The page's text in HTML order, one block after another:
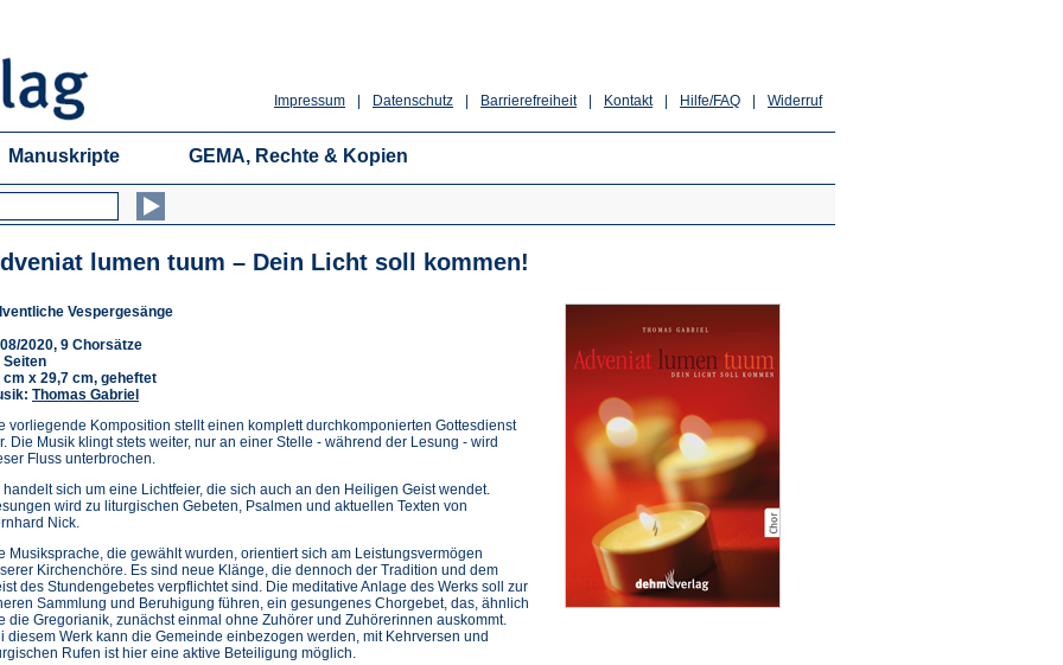
Widerruf
Hilfe/FAQ
Kontakt
Barrierefreiheit
Datenschutz
Impressum
Manuskripte GEMA, Rechte & Kopien
lumen tuum – Dein Licht soll kommen!
Vespergesänge
2020, 9 Chorsätze
Seiten
cm x 29,7 cm, geheftet
Thomas Gabriel
vorliegende Komposition stellt einen komplett durchkomponierten Gottesdienst
Die Musik klingt stets weiter, nur an einer Stelle - während der Lesung - wird
Fluss unterbrochen.
handelt sich um eine Lichtfeier, die sich auch an den Heiligen Geist wendet.
wird zu liturgischen Gebeten, Psalmen und aktuellen Texten von
Nick.
Musiksprache, die gewählt wurden, orientiert sich am Leistungsvermögen
Kirchenchöre. Es sind neue Klänge, die dennoch der Tradition und dem
des Stundengebetes verpflichtet sind. Die meditative Anlage des Werks soll zur
Sammlung und Beruhigung führen, ein gesungenes Chorgebet, das, ähnlich
die Gregorianik, zunächst einmal ohne Zuhörer und Zuhörerinnen auskommt.
diesem Werk kann die Gemeinde einbezogen werden, mit Kehrversen und
Rufen ist hier eine aktive Beteiligung möglich.